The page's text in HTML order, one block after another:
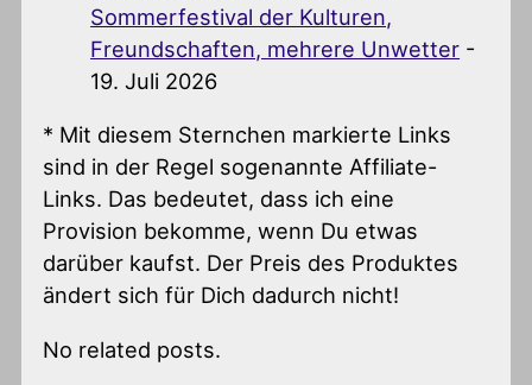
Sommerfestival der Kulturen,
Freundschaften, mehrere Unwetter -
19. Juli 2026
* Mit diesem Sternchen markierte Links
sind in der Regel sogenannte Affiliate-
Links. Das bedeutet, dass ich eine
Provision bekomme, wenn Du etwas
darüber kaufst. Der Preis des Produktes
ändert sich für Dich dadurch nicht!
No related posts.